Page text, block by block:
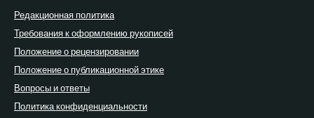
Редакционная политика
Требования к оформлению рукописей
Положение о рецензировании
Положение о публикационной этике
Вопросы и ответы
Политика конфиденциальности